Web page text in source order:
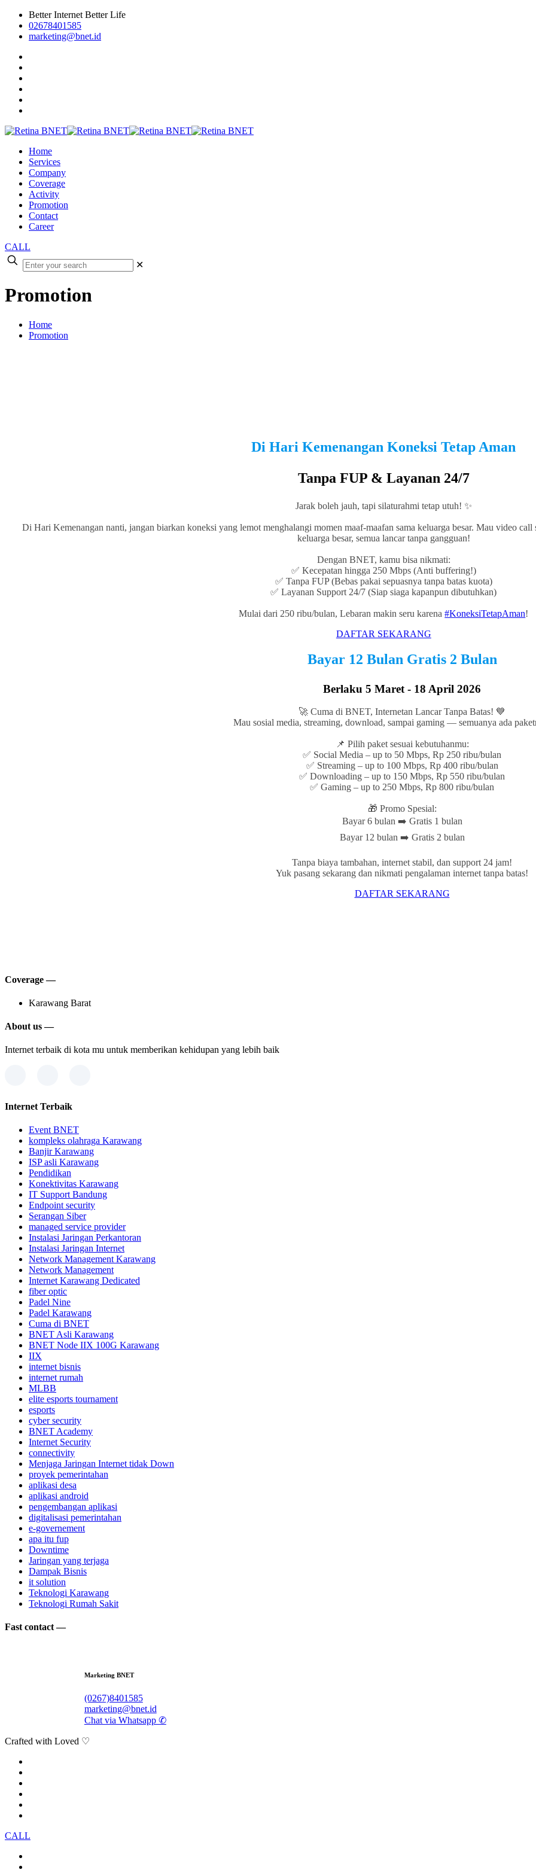
Better Internet Better Life
02678401585
marketing@bnet.id
Home
Services
Company
Coverage
Activity
Promotion
Contact
Career
CALL
✕
Promotion
Home
Promotion
Di Hari Kemenangan Koneksi Tetap Aman
Tanpa FUP & Layanan 24/7
Jarak boleh jauh, tapi silaturahmi tetap utuh! ✨
Di Hari Kemenangan nanti, jangan biarkan koneksi yang lemot menghalangi momen maaf-maafan sama keluarga besar. Mau video
keluarga besar, semua lancar tanpa gangguan!
Dengan BNET, kamu bisa nikmati:
✅ Kecepatan hingga 250 Mbps (Anti buffering!)
✅ Tanpa FUP (Bebas pakai sepuasnya tanpa batas kuota)
✅ Layanan Support 24/7 (Siap siaga kapanpun dibutuhkan)
Mulai dari 250 ribu/bulan, Lebaran makin seru karena#KoneksiTetapAman!
DAFTAR SEKARANG
Bayar 12 Bulan Gratis 2 Bulan
Berlaku 5 Maret - 18 April 2026
🚀 Cuma di BNET, Internetan Lancar Tanpa Batas! 💙
Mau sosial media, streaming, download, sampai gaming — semuanya ada
📌 Pilih paket sesuai kebutuhanmu:
✅ Social Media – up to 50 Mbps, Rp 250 ribu/bulan
✅ Streaming – up to 100 Mbps, Rp 400 ribu/bulan
✅ Downloading – up to 150 Mbps, Rp 550 ribu/bulan
✅ Gaming – up to 250 Mbps, Rp 800 ribu/bulan
🎁 Promo Spesial:
Bayar 6 bulan ➡️ Gratis 1 bulan
Bayar 12 bulan ➡️ Gratis 2 bulan
Tanpa biaya tambahan, internet stabil, dan support 24 jam!
Yuk pasang sekarang dan nikmati pengalaman internet tanpa batas!
DAFTAR SEKARANG
Coverage —
Karawang Barat
About us —
Internet terbaik di kota mu untuk memberikan kehidupan yang lebih baik
Internet Terbaik
Event BNET
kompleks olahraga Karawang
Banjir Karawang
ISP asli Karawang
Pendidikan
Konektivitas Karawang
IT Support Bandung
Endpoint security
Serangan Siber
managed service provider
Instalasi Jaringan Perkantoran
Instalasi Jaringan Internet
Network Management Karawang
Network Management
Internet Karawang Dedicated
fiber optic
Padel Nine
Padel Karawang
Cuma di BNET
BNET Asli Karawang
BNET Node IIX 100G Karawang
IIX
internet bisnis
internet rumah
MLBB
elite esports tournament
esports
cyber security
BNET Academy
Internet Security
connectivity
Menjaga Jaringan Internet tidak Down
proyek pemerintahan
aplikasi desa
aplikasi android
pengembangan aplikasi
digitalisasi pemerintahan
e-governement
apa itu fup
Downtime
Jaringan yang terjaga
Dampak Bisnis
it solution
Teknologi Karawang
Teknologi Rumah Sakit
Fast contact —
Marketing BNET
(0267)8401585
marketing@bnet.id
Chat via Whatsapp ✆
Crafted with Loved ♡
CALL